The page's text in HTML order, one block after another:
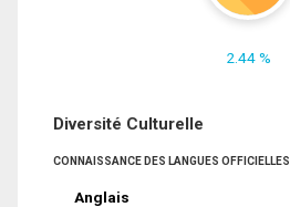
2.44 %
Diversité Culturelle
CONNAISSANCE DES LANGUES OFFICIELLES
Anglais